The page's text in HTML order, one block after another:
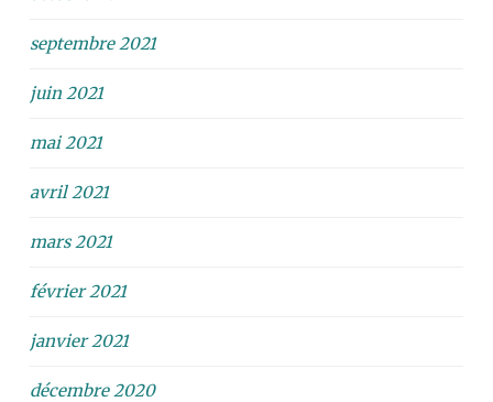
septembre 2021
juin 2021
mai 2021
avril 2021
mars 2021
février 2021
janvier 2021
décembre 2020